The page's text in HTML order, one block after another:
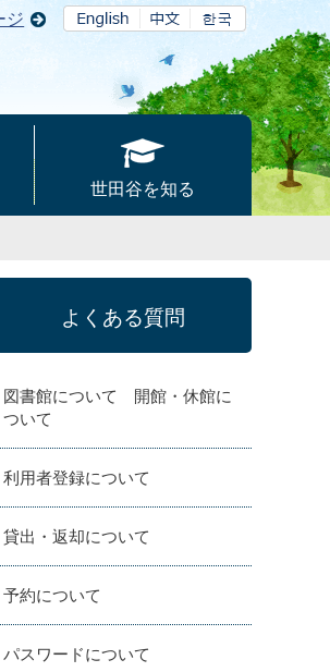
ジ
世田谷を知る
よくある質問
図書館について 開館・休館に
ついて
利用者登録について
貸出・返却について
予約について
パスワードについて